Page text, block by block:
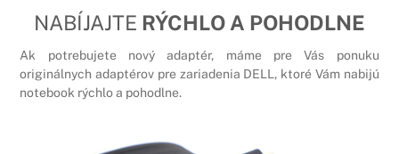
NABÍJAJTE RÝCHLO A POHODLNE
Ak potrebujete nový adaptér, máme pre Vás ponuku
originálnych adaptérov pre zariadenia DELL, ktoré Vám nabijú
notebook rýchlo a pohodlne.